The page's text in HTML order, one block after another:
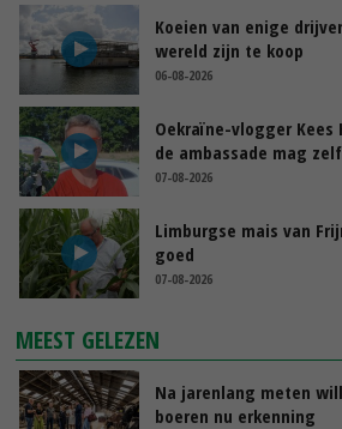
Koeien van enige
wereld zijn te koop
06-08-2026
Oekraïne-vlogger Kees
de ambassade mag
07-08-2026
Limburgse mais van
goed
07-08-2026
MEEST GELEZEN
Na jarenlang meten
boeren nu erkenning